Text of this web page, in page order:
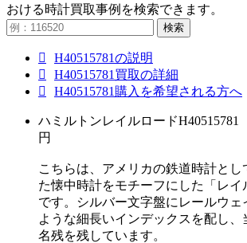
おける時計買取事例を検索できます。
検索
H40515781の説明
H40515781買取の詳細
H40515781購入を希望される方へ
ハミルトンレイルロード
円
こちらは、アメリカの鉄道時計とし
た懐中時計をモチーフにした「レイ
です。シルバー文字盤にレールウェ
ような細長いインデックスを配し
名残を残しています。